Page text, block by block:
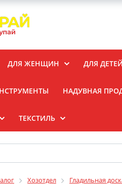
ДЛЯ ЖЕНЩИН ДЛЯ ДЕТЕЙ
НАДУВНАЯ
ТЕКСТИЛЬ
Хозотдел Гладильная